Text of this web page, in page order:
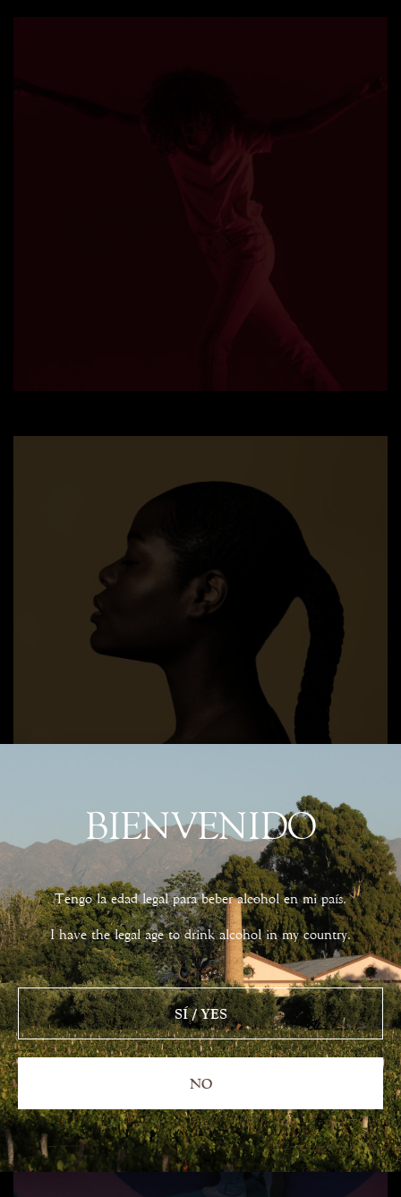
BIENVENIDO
Tengo la edad legal para beber alcohol en mi país.
I have the legal age to drink alcohol in my country.
SÍ / YES
NO